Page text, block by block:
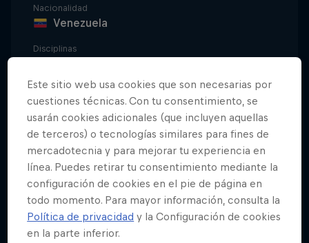
Nacionalidad
Venezuela
Disciplinas
Danny es de lo más constante y constantemente el
mejor. El excepcional año que vivió en 2006,
haciéndose con el título delAction Sports Tour
(AST), convirtió a este venezolano en el principal
competidor de 2007. En 2007 y 2008 revalidó su
título del AST y, como no le llegaba, de paso ganó
medallas de oro consecutivas en los X Games. Este
Este sitio web usa cookies que son necesarias por
cuestiones técnicas. Con tu consentimiento, se
usarán cookies adicionales (que incluyen aquellas
de terceros) o tecnologías similares para fines de
mercadotecnia y para mejorar tu experiencia en
línea. Puedes retirar tu consentimiento mediante la
configuración de cookies en el pie de página en
todo momento. Para mayor información, consulta la
Política de privacidad y la Configuración de cookies
en la parte inferior.